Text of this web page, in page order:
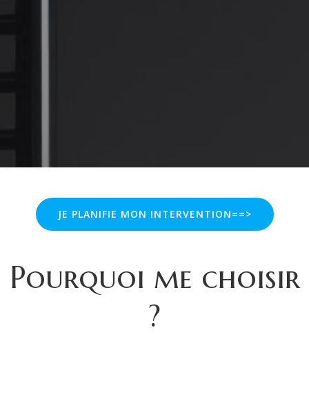
JE PLANIFIE MON INTERVENTION==>
Pourquoi me choisir
?